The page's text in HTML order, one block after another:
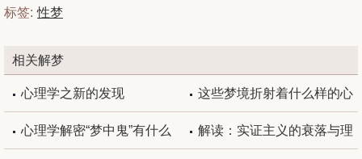
标签: 性梦
相关解梦
心理学之新的发现 这些梦境折射着什么样的心
理问题
心理学解密“梦中鬼”有什么 解读：实证主义的衰落与理